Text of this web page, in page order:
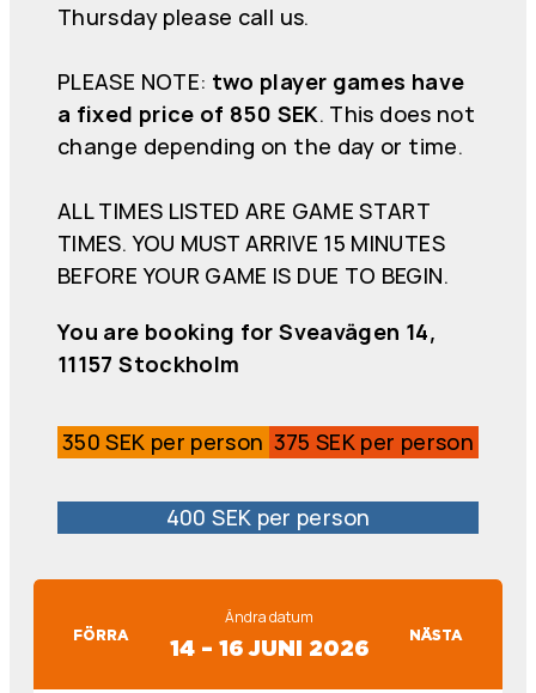
Thursday please call us.
PLEASE NOTE: two player games have
a fixed price of 850 SEK. This does not
change depending on the day or time.
ALL TIMES LISTED ARE GAME START
TIMES. YOU MUST ARRIVE 15 MINUTES
BEFORE YOUR GAME IS DUE TO BEGIN.
You are booking for Sveavägen 14,
11157 Stockholm
350 SEK per person 375 SEK per person
400 SEK per person
FÖRRA
Ändra datum
14 – 16 JUNI 2026 NÄSTA